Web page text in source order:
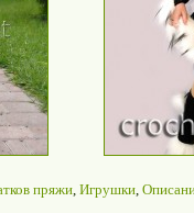
пряжи, Игрушки,